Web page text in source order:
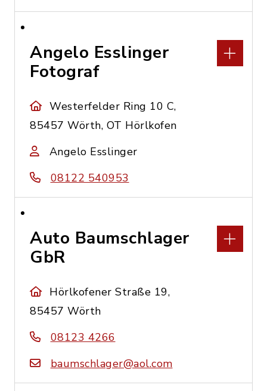
Angelo Esslinger
Fotograf
Westerfelder Ring 10 C,
85457 Wörth, OT Hörlkofen
Angelo Esslinger
08122 540953
Auto Baumschlager
GbR
Hörlkofener Straße 19,
85457 Wörth
08123 4266
baumschlager@aol.com